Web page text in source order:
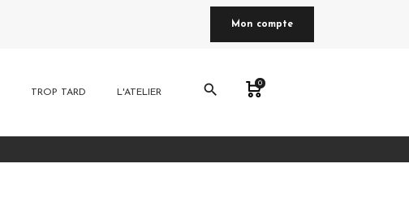
Mon compte
TROP TARD L'ATELIER search 0